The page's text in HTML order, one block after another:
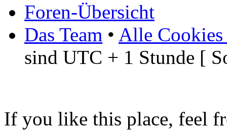
Foren-Übersicht
Das Team • Alle Cookies
sind UTC + 1 Stunde [
If you like this place, feel